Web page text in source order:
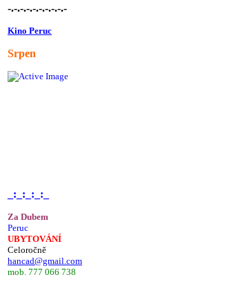
-.-.-.-.-.-.-.-.-.-
Kino Peruc
Srpen
_:_:_:_:_
Za Dubem
Peruc
UBYTOVÁNÍ
Celoročně
hancad@gmail.com
mob. 777 066 738